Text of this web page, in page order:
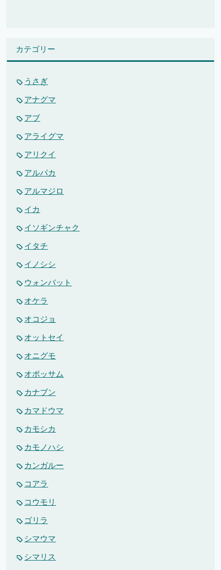
カテゴリー
うさぎ
アナグマ
アブ
アライグマ
アリクイ
アルパカ
アルマジロ
イカ
イソギンチャク
イタチ
イノシシ
ウォンバット
オケラ
オコジョ
オットセイ
オニグモ
オポッサム
カナブン
カマドウマ
カモシカ
カモノハシ
カンガルー
コアラ
コウモリ
ゴリラ
シマウマ
シマリス